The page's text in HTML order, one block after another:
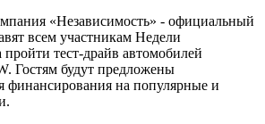
«Независимость» - официальный
всем участникам Недели
пройти тест-драйв автомобилей
Гостям будут предложены
финансирования на популярные и